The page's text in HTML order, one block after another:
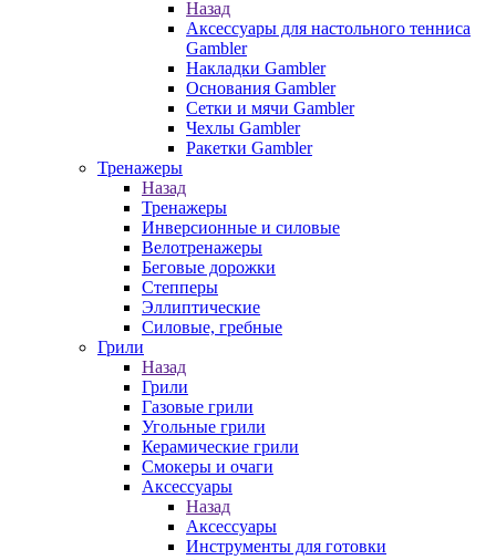
Назад
Аксессуары для настольного тенниса
Gambler
Накладки Gambler
Основания Gambler
Сетки и мячи Gambler
Чехлы Gambler
Ракетки Gambler
Тренажеры
Назад
Тренажеры
Инверсионные и силовые
Велотренажеры
Беговые дорожки
Степперы
Эллиптические
Силовые, гребные
Грили
Назад
Грили
Газовые грили
Угольные грили
Керамические грили
Смокеры и очаги
Аксессуары
Назад
Аксессуары
Инструменты для готовки